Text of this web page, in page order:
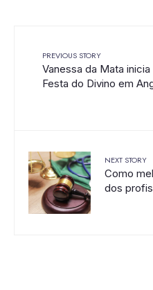
PREVIOUS STORY
Vanessa da Mata inicia
Festa do Divino em
NEXT STORY
Como
dos